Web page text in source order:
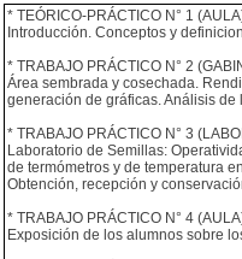
* TEÓRICO-PRÁCTICO N° 1
Introducción. Conceptos y
* TRABAJO PRÁCTICO N° 2
Área sembrada y cosechada.
generación de gráficas. Análisis
* TRABAJO PRÁCTICO N° 3
Laboratorio de Semillas:
de termómetros y de temperatura
Obtención, recepción y
* TRABAJO PRÁCTICO N° 4
Exposición de los alumnos sobre